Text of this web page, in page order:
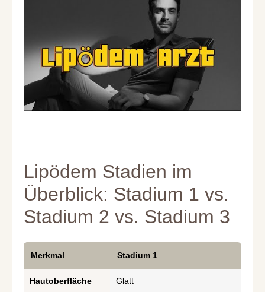
Lipödem Stadien im
Überblick: Stadium 1 vs.
Stadium 2 vs. Stadium 3
Merkmal Stadium 1
Hautoberfläche Glatt